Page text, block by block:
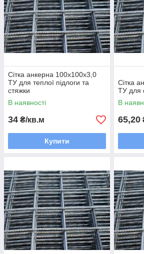
Сітка анкерна 100х100х3,0
ТУ для теплої підлоги та
стяжки
В наявності
34 ₴/кв.м
Купити
Сітка
ТУ для
В
65,20